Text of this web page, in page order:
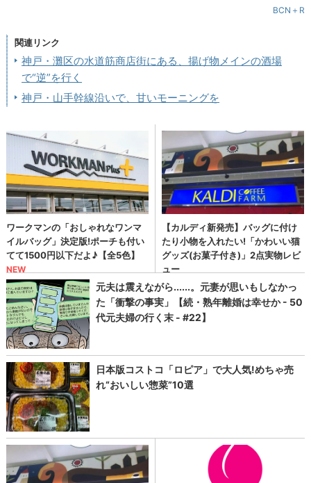
BCN＋R
関連リンク
神戸・灘区の水道筋商店街にある、揚げ物メインの酒場
で“逆”を行く
神戸・山手幹線沿いで、甘いモーニングを